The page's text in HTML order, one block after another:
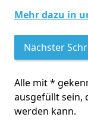
Mehr dazu in
Alle mit*
ausgefüllt sein,
werden kann.